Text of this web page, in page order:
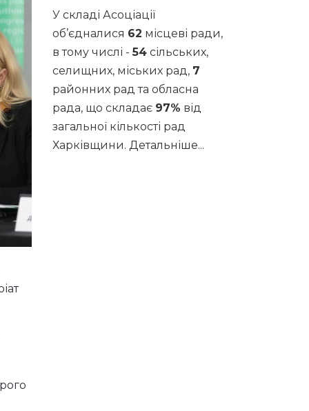
У складі Асоціації
об’єдналися 62 місцеві ради,
в тому числі -54 сільських,
селищних, міських рад, 7
районних рад та обласна
рада, що складає 97% від
загальної кількості рад
Харківщини. Детальніше...